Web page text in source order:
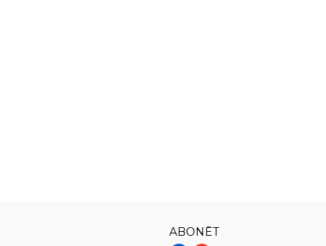
ABONĒT